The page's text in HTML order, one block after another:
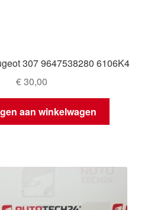
307 9647538280 6106K4
€30,00
aan winkelwagen